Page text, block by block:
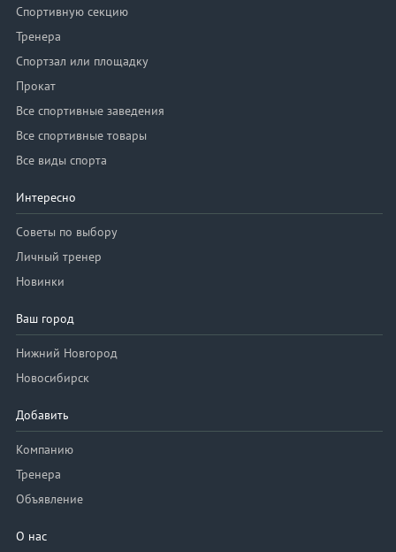
Спортивную секцию
Тренера
Спортзал или площадку
Прокат
Все спортивные заведения
Все спортивные товары
Все виды спорта
Интересно
Советы по выбору
Личный тренер
Новинки
Ваш город
Нижний Новгород
Новосибирск
Добавить
Компанию
Тренера
Объявление
О нас